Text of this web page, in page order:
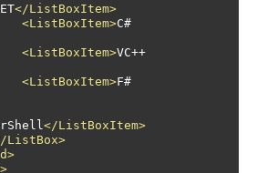
</ListBoxItem>
<ListBoxItem>C#
<ListBoxItem>VC++
<ListBoxItem>F#
</ListBoxItem>
ListBox>